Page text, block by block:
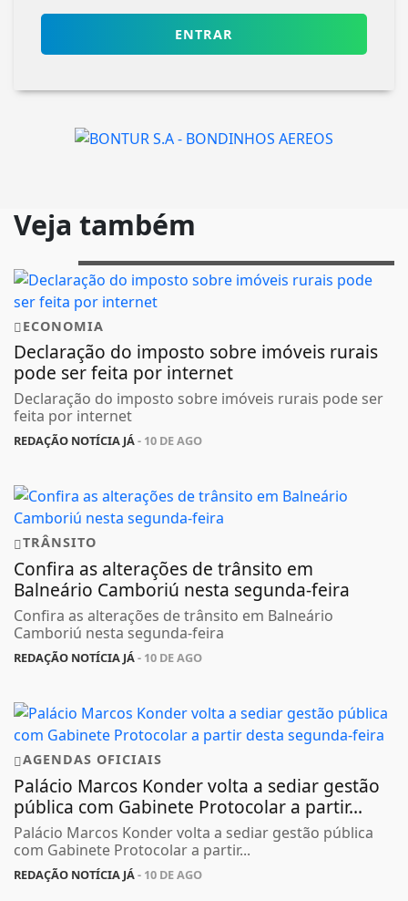
ENTRAR
Veja também
ECONOMIA
Declaração do imposto sobre imóveis rurais
pode ser feita por internet
Declaração do imposto sobre imóveis rurais pode ser
feita por internet
REDAÇÃO NOTÍCIA JÁ- 10 DE AGO
TRÂNSITO
Confira as alterações de trânsito em
Balneário Camboriú nesta segunda-feira
Confira as alterações de trânsito em Balneário
Camboriú nesta segunda-feira
REDAÇÃO NOTÍCIA JÁ- 10 DE AGO
AGENDAS OFICIAIS
Palácio Marcos Konder volta a sediar gestão
pública com Gabinete Protocolar a partir...
Palácio Marcos Konder volta a sediar gestão pública
com Gabinete Protocolar a partir...
REDAÇÃO NOTÍCIA JÁ- 10 DE AGO